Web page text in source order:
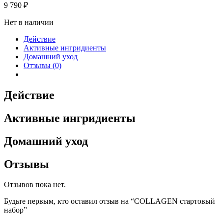
9 790 ₽
Нет в наличии
Действие
Активные ингридиенты
Домашний уход
Отзывы (0)
Действие
Активные ингридиенты
Домашний уход
Отзывы
Отзывов пока нет.
Будьте первым, кто оставил отзыв на “COLLAGEN стартовый
набор”